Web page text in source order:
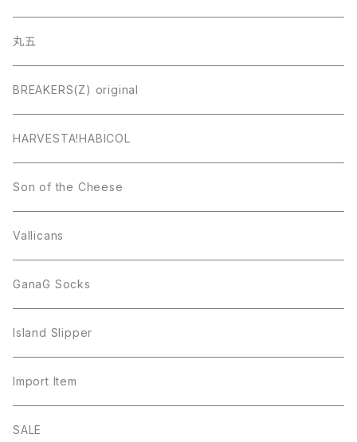
丸五
BREAKERS(Z) original
HARVESTA!HABICOL
Son of the Cheese
Vallicans
GanaG Socks
Island Slipper
Import Item
SALE